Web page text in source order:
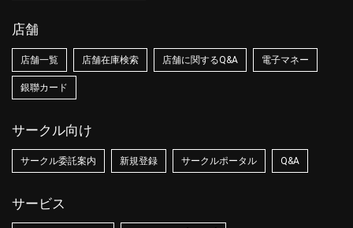
店舗
店舗一覧 店舗在庫検索 店舗に関するQ&A 電子マネー
銀聯カード
サークル向け
サークル委託案内 新規登録 サークルポータル Q&A
サービス